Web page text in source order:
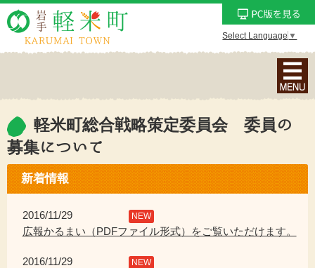
Select Language ▼
ナ
ビ
ー
ン
メ
軽米町総合戦略策定委員会 委員の
募集について
新着情報
2016/11/29 NEW
広報かるまい（PDFファイル形式）をご覧いただけます。
2016/11/29 NEW